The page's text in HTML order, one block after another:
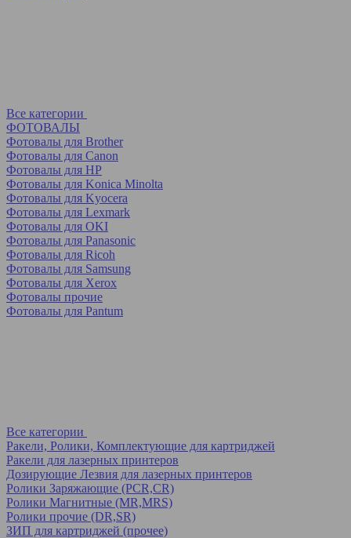
Все категории
ФОТОВАЛЫ
Фотовалы для Brother
Фотовалы для Canon
Фотовалы для HP
Фотовалы для Koniсa Minolta
Фотовалы для Kyocera
Фотовалы для Lexmark
Фотовалы для OKI
Фотовалы для Panasonic
Фотовалы для Ricoh
Фотовалы для Samsung
Фотовалы для Xerox
Фотовалы прочие
Фотовалы для Pantum
Все категории
Ракели, Ролики, Комплектующие для картриджей
Ракели для лазерных принтеров
Дозирующие Лезвия для лазерных принтеров
Ролики Заряжающие (PCR,CR)
Ролики Магнитные (MR,MRS)
Ролики прочие (DR,SR)
ЗИП для картриджей (прочее)